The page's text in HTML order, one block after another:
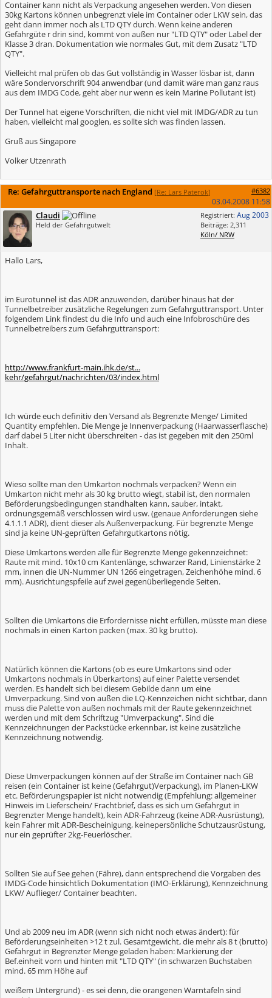
Container kann nicht als Verpackung angesehen werden. Von diesen
30kg Kartons können unbegrenzt viele im Container oder LKW sein, das
geht dann immer noch als LTD QTY durch. Wenn keine anderen
Gefahrgüte r drin sind, kommt von außen nur "LTD QTY" oder Label der
Klasse 3 dran. Dokumentation wie normales Gut, mit dem Zusatz "LTD
QTY".
Vielleicht mal prüfen ob das Gut vollständig in Wasser lösbar ist, dann
wäre Sondervorschrift 904 anwendbar (und damit wäre man ganz raus
aus dem IMDG Code, geht aber nur wenn es kein Marine Pollutant ist)
Der Tunnel hat eigene Vorschriften, die nicht viel mit IMDG/ADR zu tun
haben, vielleicht mal googlen, es sollte sich was finden lassen.
Gruß aus Singapore
Volker Utzenrath
Re: Gefahrguttransporte nach England [Re: Lars Paterok] #6382
03.04.2008 11:58
Registriert: Aug 2003
Beiträge: 2,311
Köln/ NRW
Claudi
Held der Gefahrgutwelt
Hallo Lars,
im Eurotunnel ist das ADR anzuwenden, darüber hinaus hat der
Tunnelbetreiber zusätzliche Regelungen zum Gefahrguttransport. Unter
folgendem Link findest du die Info und auch eine Infobroschüre des
Tunnelbetreibers zum Gefahrguttransport:
http://www.frankfurt-main.ihk.de/st...
kehr/gefahrgut/nachrichten/03/index.html
Ich würde euch definitiv den Versand als Begrenzte Menge/ Limited
Quantity empfehlen. Die Menge je Innenverpackung (Haarwasserflasche)
darf dabei 5 Liter nicht überschreiten - das ist gegeben mit den 250ml
Inhalt.
Wieso sollte man den Umkarton nochmals verpacken? Wenn ein
Umkarton nicht mehr als 30 kg brutto wiegt, stabil ist, den normalen
Beförderungsbedingungen standhalten kann, sauber, intakt,
ordnungsgemäß verschlossen wird usw. (genaue Anforderungen siehe
4.1.1.1 ADR), dient dieser als Außenverpackung. Für begrenzte Menge
sind ja keine UN-geprüften Gefahrgutkartons nötig.
Diese Umkartons werden alle für Begrenzte Menge gekennzeichnet:
Raute mit mind. 10x10 cm Kantenlänge, schwarzer Rand, Linienstärke 2
mm, innen die UN-Nummer UN 1266 eingetragen, Zeichenhöhe mind. 6
mm). Ausrichtungspfeile auf zwei gegenüberliegende Seiten.
Sollten die Umkartons die Erfordernisse nichterfüllen, müsste man diese
nochmals in einen Karton packen (max. 30 kg brutto).
Natürlich können die Kartons (ob es eure Umkartons sind oder
Umkartons nochmals in Überkartons) auf einer Palette versendet
werden. Es handelt sich bei diesem Gebilde dann um eine
Umverpackung. Sind von außen die LQ-Kennzeichen nicht sichtbar, dann
muss die Palette von außen nochmals mit der Raute gekennzeichnet
werden und mit dem Schriftzug "Umverpackung". Sind die
Kennzeichnungen der Packstücke erkennbar, ist keine zusätzliche
Kennzeichnung notwendig.
Diese Umverpackungen können auf der Straße im Container nach GB
reisen (ein Container ist keine (Gefahrgut)Verpackung), im Planen-LKW
etc. Beförderungspapier ist nicht notwendig (Empfehlung: allgemeiner
Hinweis im Lieferschein/ Frachtbrief, dass es sich um Gefahrgut in
Begrenzter Menge handelt), kein ADR-Fahrzeug (keine ADR-Ausrüstung),
kein Fahrer mit ADR-Bescheinigung, keinepersönliche Schutzausrüstung,
nur ein geprüfter 2kg-Feuerlöscher.
Sollten Sie auf See gehen (Fähre), dann entsprechend die Vorgaben des
IMDG-Code hinsichtlich Dokumentation (IMO-Erklärung), Kennzeichnung
LKW/ Auflieger/ Container beachten.
Und ab 2009 neu im ADR (wenn sich nicht noch etwas ändert): für
Beförderungseinheiten >12 t zul. Gesamtgewicht, die mehr als 8 t (brutto)
Gefahrgut in Begrenzter Menge geladen haben: Markierung der
Bef.einheit vorn und hinten mit "LTD QTY" (in schwarzen Buchstaben
mind. 65 mm Höhe auf
weißem Untergrund) - es sei denn, die orangenen Warntafeln sind